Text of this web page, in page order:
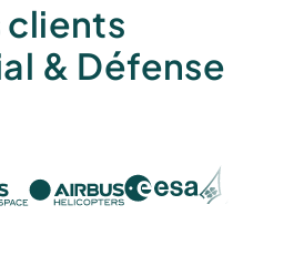
clients
& Défense